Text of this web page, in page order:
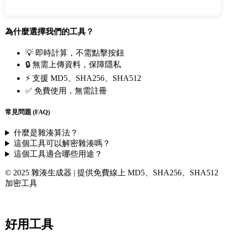
為什麼選擇我們的工具？
💡 即時計算，不需點擊按鈕
🔒 無需上傳資料，保障隱私
⚡ 支援 MD5、SHA256、SHA512
✅ 免費使用，無需註冊
常見問題 (FAQ)
什麼是雜湊算法？
這個工具可以解密雜湊嗎？
這個工具適合哪些用途？
© 2025 雜湊生成器 | 提供免費線上 MD5、SHA256、SHA512
加密工具
好用工具